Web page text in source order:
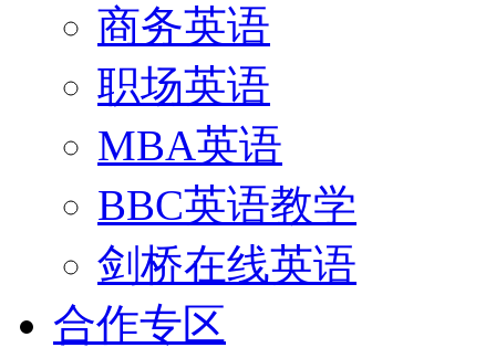
商务英语
职场英语
MBA英语
BBC英语教学
剑桥在线英语
合作专区